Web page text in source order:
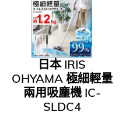
日本 IRIS
OHYAMA 極細輕量
兩用吸塵機 IC-
SLDC4